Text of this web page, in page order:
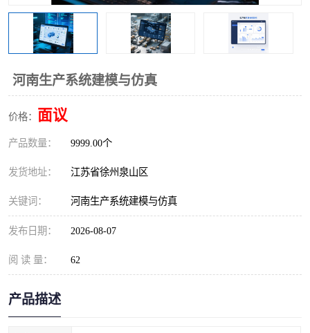
河南生产系统建模与仿真
价格： 面议
产品数量： 9999.00个
发货地址： 江苏省徐州泉山区
关键词： 河南生产系统建模与仿真
发布日期： 2026-08-07
阅 读 量： 62
产品描述